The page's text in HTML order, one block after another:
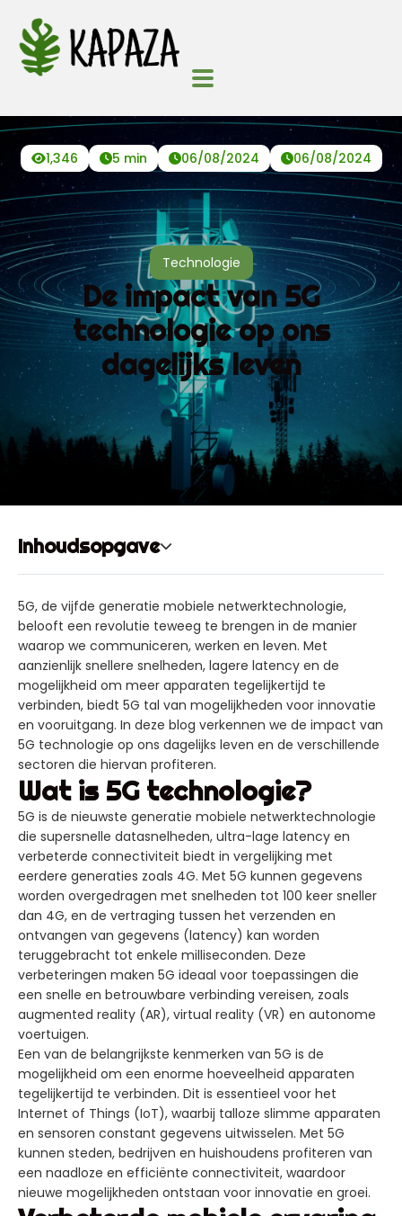
1,346 5 min 06/08/2024 06/08/2024
Technologie
De impact van 5G
technologie op ons
dagelijks leven
Inhoudsopgave
5G, de vijfde generatie mobiele netwerktechnologie,
belooft een revolutie teweeg te brengen in de manier
waarop we communiceren, werken en leven. Met
aanzienlijk snellere snelheden, lagere latency en de
mogelijkheid om meer apparaten tegelijkertijd te
verbinden, biedt 5G tal van mogelijkheden voor innovatie
en vooruitgang. In deze blog verkennen we de impact van
5G technologie op ons dagelijks leven en de verschillende
sectoren die hiervan profiteren.
Wat is 5G technologie?
5G is de nieuwste generatie mobiele netwerktechnologie
die supersnelle datasnelheden, ultra-lage latency en
verbeterde connectiviteit biedt in vergelijking met
eerdere generaties zoals 4G. Met 5G kunnen gegevens
worden overgedragen met snelheden tot 100 keer sneller
dan 4G, en de vertraging tussen het verzenden en
ontvangen van gegevens (latency) kan worden
teruggebracht tot enkele milliseconden. Deze
verbeteringen maken 5G ideaal voor toepassingen die
een snelle en betrouwbare verbinding vereisen, zoals
augmented reality (AR), virtual reality (VR) en autonome
voertuigen.
Een van de belangrijkste kenmerken van 5G is de
mogelijkheid om een enorme hoeveelheid apparaten
tegelijkertijd te verbinden. Dit is essentieel voor het
Internet of Things (IoT), waarbij talloze slimme apparaten
en sensoren constant gegevens uitwisselen. Met 5G
kunnen steden, bedrijven en huishoudens profiteren van
een naadloze en efficiënte connectiviteit, waardoor
nieuwe mogelijkheden ontstaan voor innovatie en groei.